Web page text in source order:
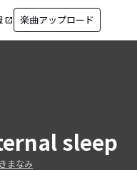
open_in_new 楽曲アップロード
sleep
まなみ